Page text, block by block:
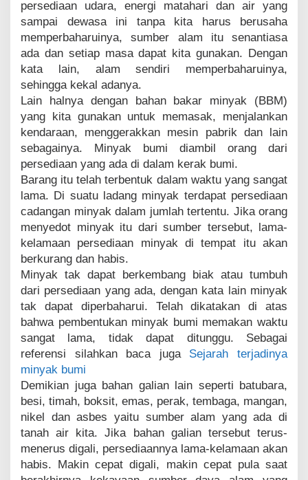
persediaan udara, energi matahari dan air yang
sampai dewasa ini tanpa kita harus berusaha
memperbaharuinya, sumber alam itu senantiasa
ada dan setiap masa dapat kita gunakan. Dengan
kata lain, alam sendiri memperbaharuinya,
sehingga kekal adanya.
Lain halnya dengan bahan bakar minyak (BBM)
yang kita gunakan untuk memasak, menjalankan
kendaraan, menggerakkan mesin pabrik dan lain
sebagainya. Minyak bumi diambil orang dari
persediaan yang ada di dalam kerak bumi.
Barang itu telah terbentuk dalam waktu yang sangat
lama. Di suatu ladang minyak terdapat persediaan
cadangan minyak dalam jumlah tertentu. Jika orang
menyedot minyak itu dari sumber tersebut, lama-
kelamaan persediaan minyak di tempat itu akan
berkurang dan habis.
Minyak tak dapat berkembang biak atau tumbuh
dari persediaan yang ada, dengan kata lain minyak
tak dapat diperbaharui. Telah dikatakan di atas
bahwa pembentukan minyak bumi memakan waktu
sangat lama, tidak dapat ditunggu. Sebagai
referensi silahkan baca juga Sejarah terjadinya
minyak bumi
Demikian juga bahan galian lain seperti batubara,
besi, timah, boksit, emas, perak, tembaga, mangan,
nikel dan asbes yaitu sumber alam yang ada di
tanah air kita. Jika bahan galian tersebut terus-
menerus digali, persediaannya lama-kelamaan akan
habis. Makin cepat digali, makin cepat pula saat